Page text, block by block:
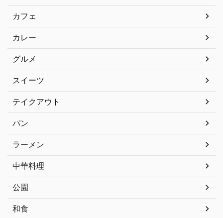
カフェ
カレー
グルメ
スイーツ
テイクアウト
パン
ラーメン
中華料理
公園
和食